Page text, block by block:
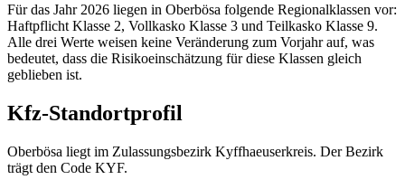
Für das Jahr 2026 liegen in Oberbösa folgende Regionalklassen vor:
Haftpflicht Klasse 2, Vollkasko Klasse 3 und Teilkasko Klasse 9.
Alle drei Werte weisen keine Veränderung zum Vorjahr auf, was
bedeutet, dass die Risikoeinschätzung für diese Klassen gleich
geblieben ist.
Kfz-Standortprofil
Oberbösa liegt im Zulassungsbezirk Kyffhaeuserkreis. Der Bezirk
trägt den Code KYF.